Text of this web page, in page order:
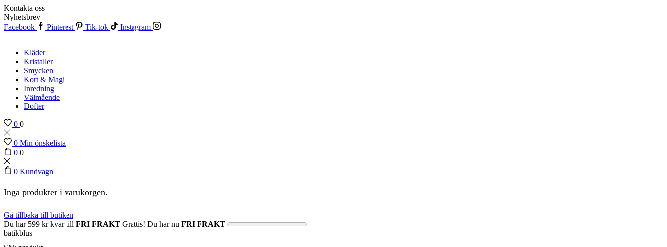
Kontakta oss
Nyhetsbrev
Facebook
Pinterest Tik-tok Instagram
Kläder
Kristaller
Smycken
Kort & Magi
Inredning
Välmående
Dofter
0 0
0 Min önskelista
0 0
0 Kundvagn
Inga produkter i varukorgen.
Gå tillbaka till butiken
Du har 599 krkvar till FRI FRAKT Grattis! Du har nu FRI FRAKT
batikblus